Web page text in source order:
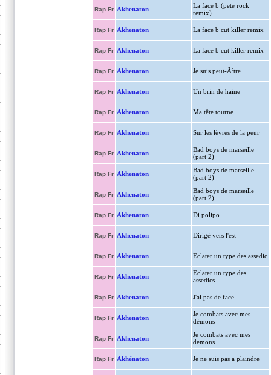
Rap Fr Akhenaton
La face b (pete rock
remix)
Rap Fr Akhenaton La face b cut killer remix
Rap Fr Akhenaton La face b cut killer remix
Rap Fr Akhenaton Je suis peut-Ãªtre
Rap Fr Akhenaton Un brin de haine
Rap Fr Akhenaton Ma tête tourne
Rap Fr Akhenaton Sur les lèvres de la peur
Rap Fr Akhenaton
Bad boys de marseille
(part 2)
Rap Fr Akhenaton
Bad boys de marseille
(part 2)
Rap Fr Akhenaton
Bad boys de marseille
(part 2)
Rap Fr Akhenaton Di polipo
Rap Fr Akhenaton Dirigé vers l'est
Rap Fr Akhenaton Eclater un type des assedic
Rap Fr Akhenaton
Eclater un type des
assedics
Rap Fr Akhenaton J'ai pas de face
Rap Fr Akhenaton
Je combats avec mes
démons
Rap Fr Akhenaton
Je combats avec mes
demons
Rap Fr Akhénaton Je ne suis pas a plaindre